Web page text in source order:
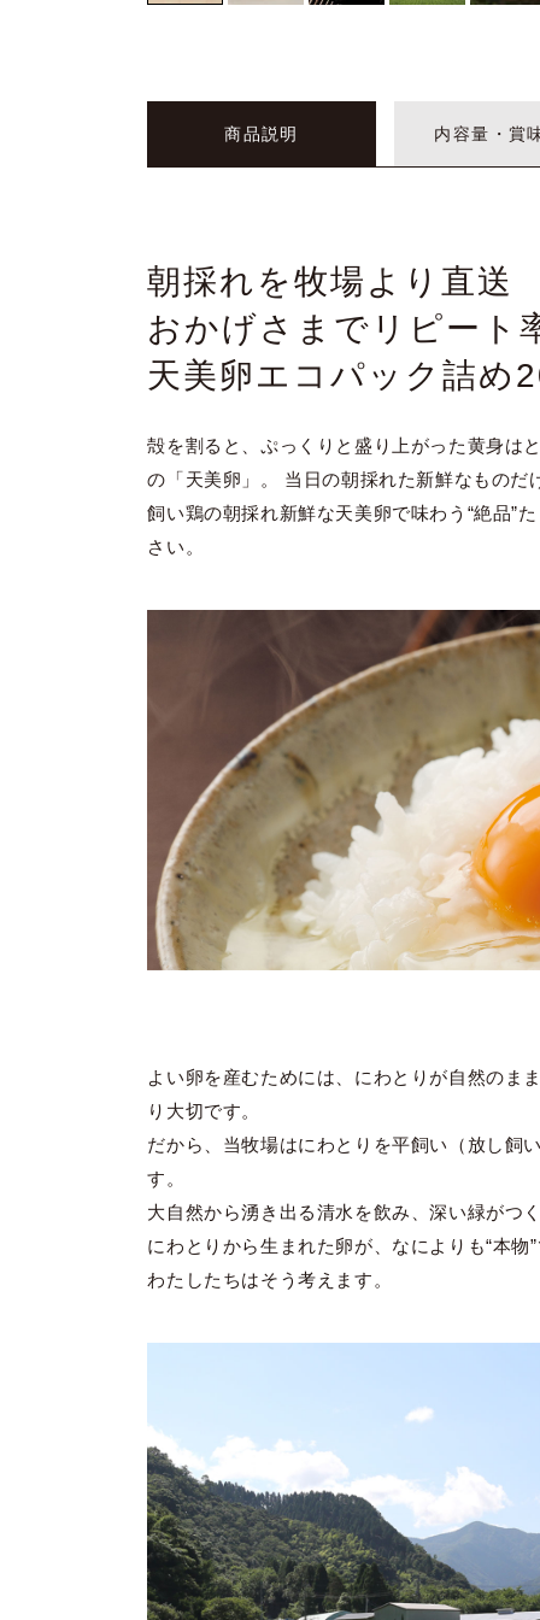
商品説明 内容量・賞
朝採れを牧場より直送
おかげさまでリピート
天美卵エコパック詰め
殻を割ると、ぷっくりと盛り上がった黄身は
の「天美卵」。 当日の朝採れた新鮮なもの
飼い鶏の朝採れ新鮮な天美卵で味わう“絶品”
さい。
よい卵を産むためには、にわとりが自然のま
り大切です。
だから、当牧場はにわとりを平飼い（放し飼
す。
大自然から湧き出る清水を飲み、深い緑がつ
にわとりから生まれた卵が、なによりも“本物
わたしたちはそう考えます。